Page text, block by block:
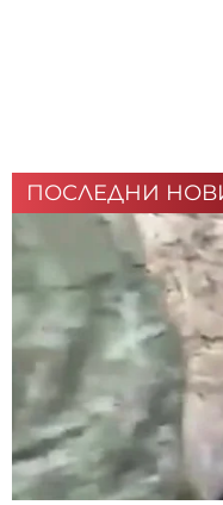
ПОСЛЕДНИ